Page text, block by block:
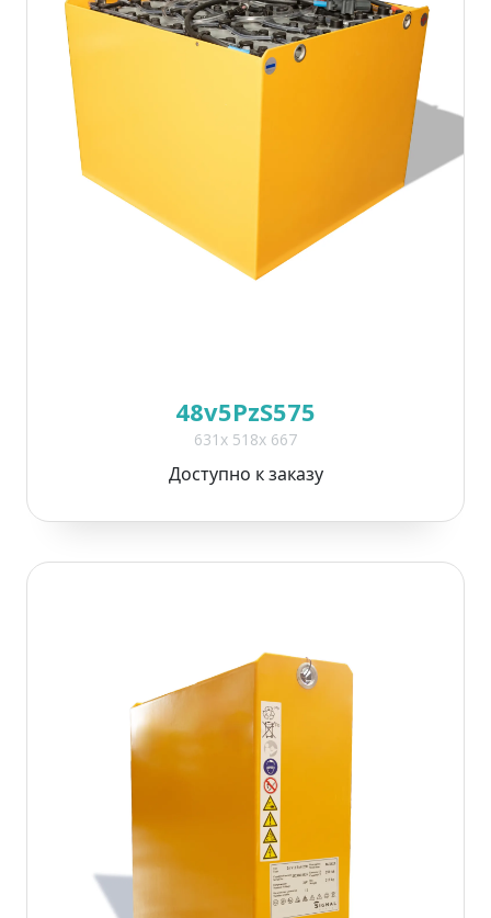
48v5PzS575
631x 518x 667
Доступно к заказу